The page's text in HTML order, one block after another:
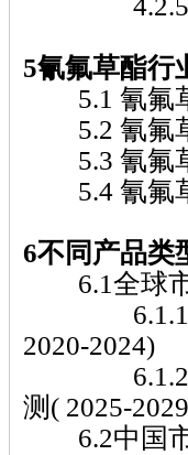
5氰氟草酯行
5.1 氰氟草
5.2 氰氟草
5.3 氰氟
5.4 氰氟草
6不同产品类
6.1全球市
6.1.1全球
2020-2024)
6.1.2全球
测( 2025-
6.2中国市